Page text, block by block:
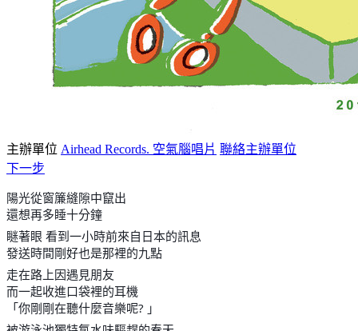
主辦單位 Airhead Records. 空氣腦唱片 聯絡主辦單位
下一步
陽光從窗簾縫隙中竄出
還想再多睡十分鐘
瞇著眼 看到一小時前來自日本的訊息
發送時間剛好也是那裡的九點
走在路上因遇見朋友
而一起收進口袋裡的耳機
「你剛剛在聽什麼音樂呢? 」